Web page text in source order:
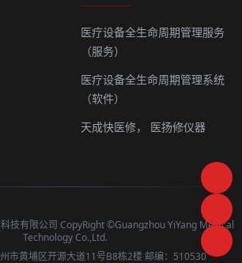
医疗设备全生命周期管理服务
（服务）
医疗设备全生命周期管理系统
（软件）
天成快医修，
医扬修仪器
技有限公司 CopyRight ©Guangzhou YiYang Medical
Technology Co.,Ltd.
市黄埔区开源大道11号B8栋2楼 邮编：510530